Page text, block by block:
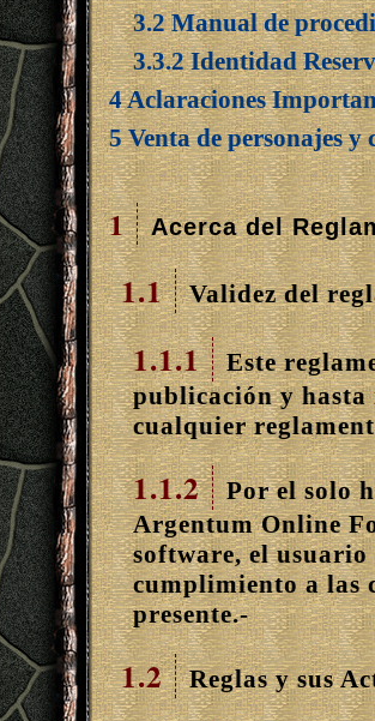
3.2 Manual de
3.3.2 Identidad
4 Aclaraciones
5 Venta de personajes y
1 Acerca del
1.1 Validez del
1.1.1
Este
publicación y hasta
cualquier
1.1.2
Por el solo
Argentum Online
software, el usuario
cumplimiento a las
presente.-
1.2 Reglas y sus